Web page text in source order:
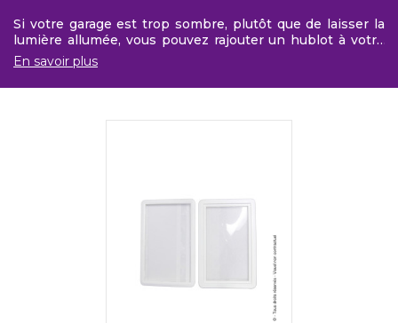
Si votre garage est trop sombre, plutôt que de laisser la
lumière allumée, vous pouvez rajouter un hublot à votre
porte de garage à déplacement latéral. Grâce à notre
hublot, vous pourrez désormais laisser entrer la lumière
naturelle dans votre garage.
En savoir plus